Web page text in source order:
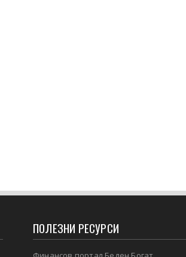
ПОЛЕЗНИ РЕСУРСИ